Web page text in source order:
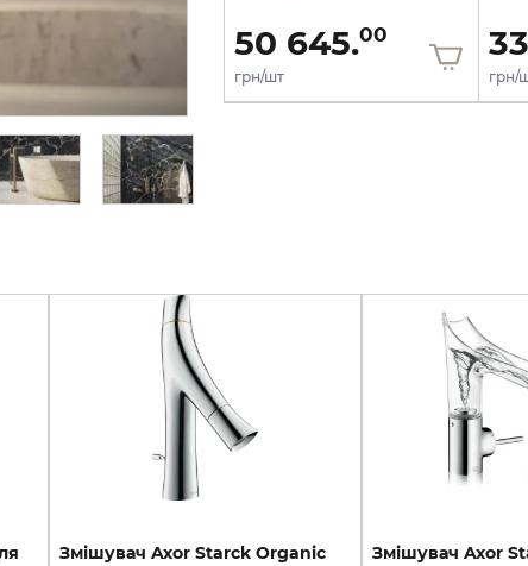
436. 50 645.00
грн/шт грн/
Змішувач Axor Starck Organic
Змішувач Axor